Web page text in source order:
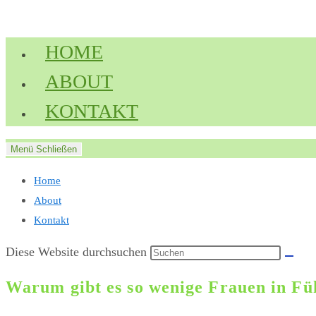
springen HOME
ABOUT
KONTAKT
Menü Schließen
Home
About
Kontakt
Diese Website durchsuchen
Warum gibt es so wenige Frauen in